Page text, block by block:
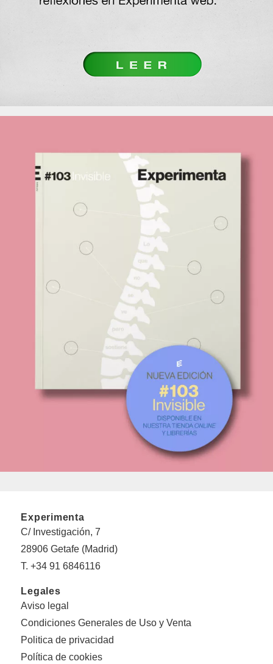
Experimenta
C/ Investigación, 7
28906 Getafe (Madrid)
T. +34 91 6846116
Legales
Aviso legal
Condiciones Generales de Uso y Venta
Politica de privacidad
Política de cookies